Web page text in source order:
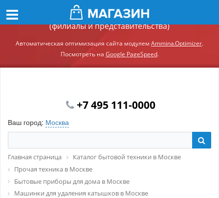
Демонстрационный сайт модуля Ammina.Регионы
(филиалы и представительства)
Автоматическая оптимизация сайта модулем Ammina.Optimizer.
Посмотреть на Google PageSpeed.
+7 495 111-0000
Ваш город: Москва
Главная страница
Каталог бытовой техники в Москве
Прочая техника в Москве
Бытовые приборы для дома в Москве
Машинки для удаления катышков в Москве